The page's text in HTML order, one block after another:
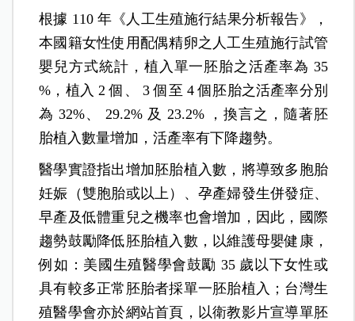
根據 110 年《人工生殖施行結果分析報告》，
本國籍女性使用配偶精卵之人工生殖施行試管
嬰兒方式統計，植入單一胚胎之活產率為 35
%，植入 2 個、 3 個至 4 個胚胎之活產率分別
為 32%、 29.2% 及 23.2% ，換言之，隨著胚
胎植入數量增加，活產率有下降趨勢。
醫學實證指出增加胚胎植入數，將導致多胞胎
妊娠（雙胞胎或以上）、孕產婦發生併發症、
早產及低體重兒之機率也會增加，因此，國際
趨勢鼓勵降低胚胎植入數，以維護母嬰健康，
例如：美國生殖醫學會鼓勵 35 歲以下女性或
具有較多正常胚胎者採單一胚胎植入；台灣生
殖醫學會亦於網站首頁，以衛教影片宣導單胚